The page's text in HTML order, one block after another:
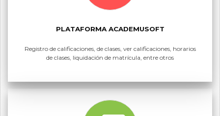
PLATAFORMA ACADEMUSOFT
Registro de calificaciones, de clases, ver calificaciones, horarios
de clases, liquidación de matrícula, entre otros